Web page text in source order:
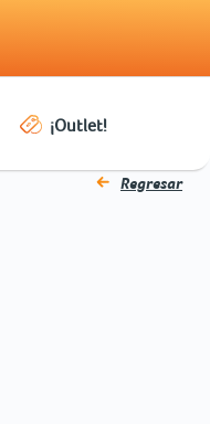
¡Outlet!
Regresar